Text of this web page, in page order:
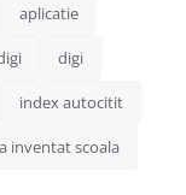
aplicatie
digi
index autocitit
inventat scoala